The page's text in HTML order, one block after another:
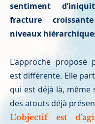
sentiment
fracture
niveaux
L'approche proposé
est différente. Elle
qui est déjà là, même
des atouts déjà
L'objectif est